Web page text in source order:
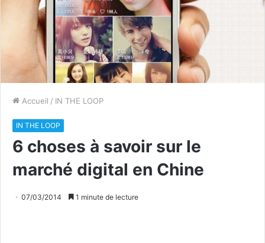
Accueil / IN THE LOOP
IN THE LOOP
6 choses à savoir sur le
marché digital en Chine
07/03/2014 1 minute de lecture